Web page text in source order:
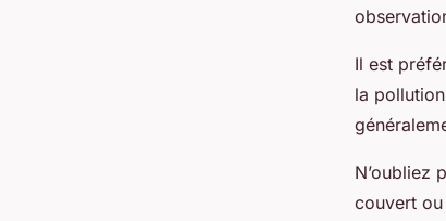
Il est
la
N’oubliez
couvert